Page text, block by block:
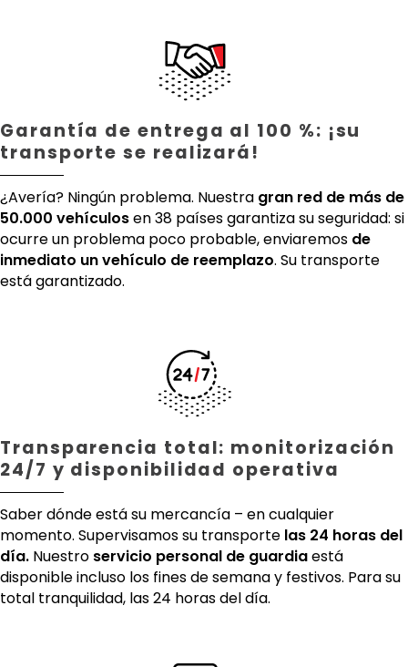
Garantía de entrega al 100 %: ¡su
transporte se realizará!
¿Avería? Ningún problema. Nuestra gran red de más de
50.000 vehículosen 38 países garantiza su seguridad: si
ocurre un problema poco probable, enviaremos de
inmediato un vehículo de reemplazo. Su transporte
está garantizado.
Transparencia total: monitorización
24/7 y disponibilidad operativa
Saber dónde está su mercancía – en cualquier
momento. Supervisamos su transporte las 24 horas del
día. Nuestro servicio personal de guardiaestá
disponible incluso los fines de semana y festivos. Para su
total tranquilidad, las 24 horas del día.